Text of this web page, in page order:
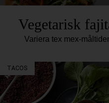
Vegetarisk
Variera tex mex-
TACOS